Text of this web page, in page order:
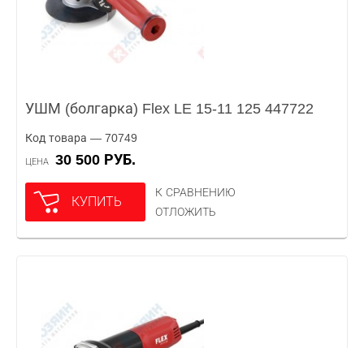
УШМ (болгарка) Flex LE 15-11 125 447722
Код товара — 70749
ЦЕНА 30 500 РУБ.
КУПИТЬ
К СРАВНЕНИЮ
ОТЛОЖИТЬ